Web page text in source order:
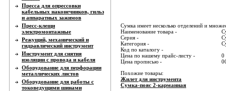
Пресса для опрессовки
кабельных наконечников, гильз
и аппаратных зажимов
Пресс-клещи
электромонтажные
Режущий, механический и
гидравлический инструмент
Инструмент для снятия
изоляции с провода и кабеля
Оборудование для перфорации
металлических листов
Оборудование для работы с
токоведущими шинами
Сумка имеет несколько отделений и
Наименование товара -
Серия -
Категория -
Код по каталогу -
Цена по нашему прайс-листу -
0
Цена прописью -
Похожие товары:
Жилет для инструмента
Сумка-пояс 2-карманная